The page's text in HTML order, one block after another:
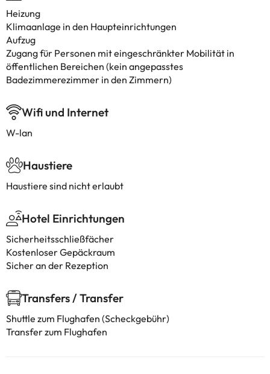
Heizung
Klimaanlage in den Haupteinrichtungen
Aufzug
Zugang für Personen mit eingeschränkter Mobilität in
öffentlichen Bereichen (kein angepasstes
Badezimmerezimmer in den Zimmern)
Wifi und Internet
W-lan
Haustiere
Haustiere sind nicht erlaubt
Hotel Einrichtungen
Sicherheitsschließfächer
Kostenloser Gepäckraum
Sicher an der Rezeption
Transfers / Transfer
Shuttle zum Flughafen (Scheckgebühr)
Transfer zum Flughafen